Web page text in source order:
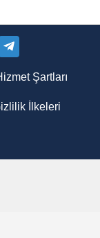
Şartları
İlkeleri